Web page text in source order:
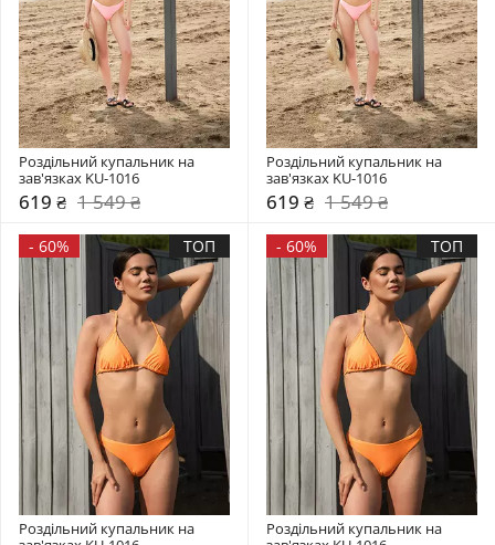
Роздільний купальник на
зав'язках KU-1016
619 ₴ 1 549 ₴
Роздільний купальник на
зав'язках KU-1016
619 ₴ 1 549 ₴
- 60% ТОП
Роздільний купальник на
- 60% ТОП
Роздільний купальник на